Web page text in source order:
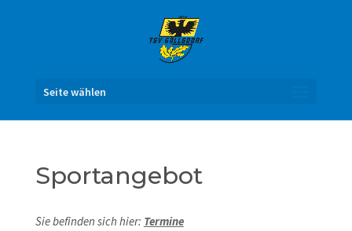
Seite wählen
Sportangebot
Sie befinden sich hier: Termine